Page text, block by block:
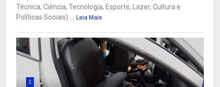
Técnica, Ciência, Tecnologia, Esporte, Lazer, Cultura e
Políticas Sociais) ...
Leia Mais
2